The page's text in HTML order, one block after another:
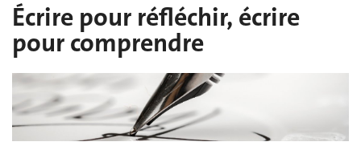
Écrire pour réfléchir, écrire
pour comprendre